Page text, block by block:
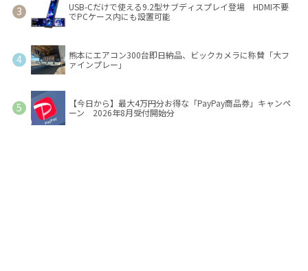
USB-Cだけで使える9.2型サブディスプレイ登場 HDMI不要
でPCケース内にも設置可能
熊本にエアコン300台即日納品、ビックカメラに称賛「大フ
ァインプレー」
【今日から】最大4万円分お得な「PayPay商品券」キャンペ
ーン 2026年8月受付開始分